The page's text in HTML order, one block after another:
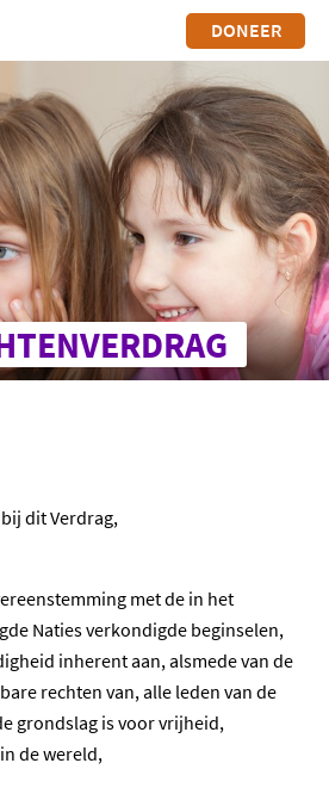
DONEER
dit Verdrag,
met de in het
Naties verkondigde beginselen,
inherent aan, alsmede van de
rechten van, alle leden van de
grondslag is voor vrijheid,
de wereld,